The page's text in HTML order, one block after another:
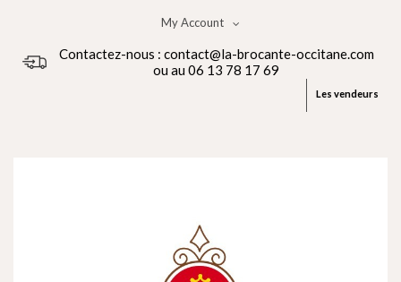
My Account
Contactez-nous : contact@la-brocante-occitane.com
ou au 06 13 78 17 69
Les vendeurs